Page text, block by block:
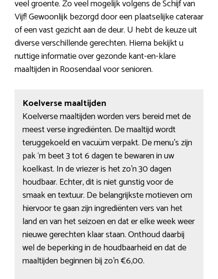
veel groente. Zo veel mogelijk volgens de Schijf van
Vijf! Gewoonlijk bezorgd door een plaatselijke cateraar
of een vast gezicht aan de deur. U hebt de keuze uit
diverse verschillende gerechten. Hierna bekijkt u
nuttige informatie over gezonde kant-en-klare
maaltijden in Roosendaal voor senioren.
Koelverse maaltijden
Koelverse maaltijden worden vers bereid met de
meest verse ingrediënten. De maaltijd wordt
teruggekoeld en vacuüm verpakt. De menu’s zijn
pak ‘m beet 3 tot 6 dagen te bewaren in uw
koelkast. In de vriezer is het zo’n 30 dagen
houdbaar. Echter, dit is niet gunstig voor de
smaak en textuur. De belangrijkste motieven om
hiervoor te gaan zijn ingrediënten vers van het
land en van het seizoen en dat er elke week weer
nieuwe gerechten klaar staan. Onthoud daarbij
wel de beperking in de houdbaarheid en dat de
maaltijden beginnen bij zo’n €6,00.